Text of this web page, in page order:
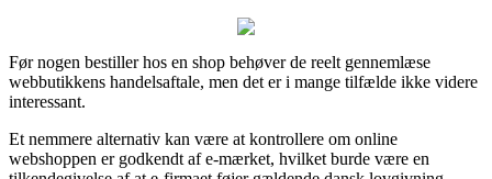
Før nogen bestiller hos en shop behøver de reelt gennemlæse
webbutikkens handelsaftale, men det er i mange tilfælde ikke videre
interessant.
Et nemmere alternativ kan være at kontrollere om online
webshoppen er godkendt af e-mærket, hvilket burde være en